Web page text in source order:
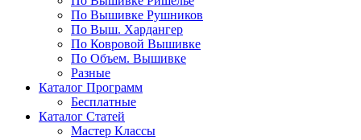
По Вышивке Рушников
По Выш. Хардангер
По Ковровой Вышивке
По Объем. Вышивке
Разные
Каталог Программ
Бесплатные
Каталог Статей
Мастер Классы